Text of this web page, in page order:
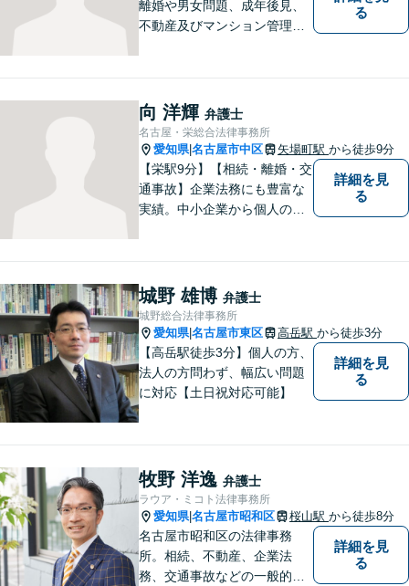
離婚や男女問題、成年後見、
不動産及びマンション管理な
い、丁寧な説明と迅速な対応
を心がけております。【完全
個室】【法テラス利用可】
る
向 洋輝 弁護士
名古屋・栄総合法律事務所
愛知県|名古屋市中区 矢場町駅 から徒歩9分
【栄駅9分】【相続・離婚・交
通事故】企業法務にも豊富な
実績。中小企業から個人の方
お困りのことがございました
ら、まずはお気軽にご相談く
ださい。
詳細を見
る
城野 雄博 弁護士
城野総合法律事務所
愛知県|名古屋市東区 高岳駅 から徒歩3分
【高岳駅徒歩3分】個人の方、
法人の方問わず、幅広い問題
に対応【土日祝対応可能】
詳細を見
る
牧野 洋逸 弁護士
ラウア・ミコト法律事務所
愛知県|名古屋市昭和区 桜山駅 から徒歩8分
名古屋市昭和区の法律事務
所。相続、不動産、企業法
務、交通事故などの一般的な
詳細を見
る